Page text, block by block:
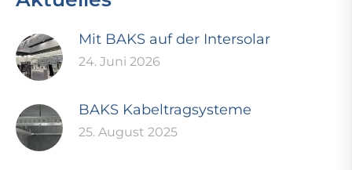
Mit BAKS auf der Intersolar
24. Juni 2026
BAKS Kabeltragsysteme
25. August 2025